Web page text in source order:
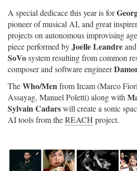
A special dedicace this year is for
pioneer of musical AI, and great
projects on autonomous improvising
piece performed byJoelle Leandreand
SoVosystem resulting from common
composer and software engineer
TheWho/Menfrom Ircam (Marco
Assayag, Manuel Poletti) along with
Sylvain Cadarswill create a sonic
AI tools from theREACH project.